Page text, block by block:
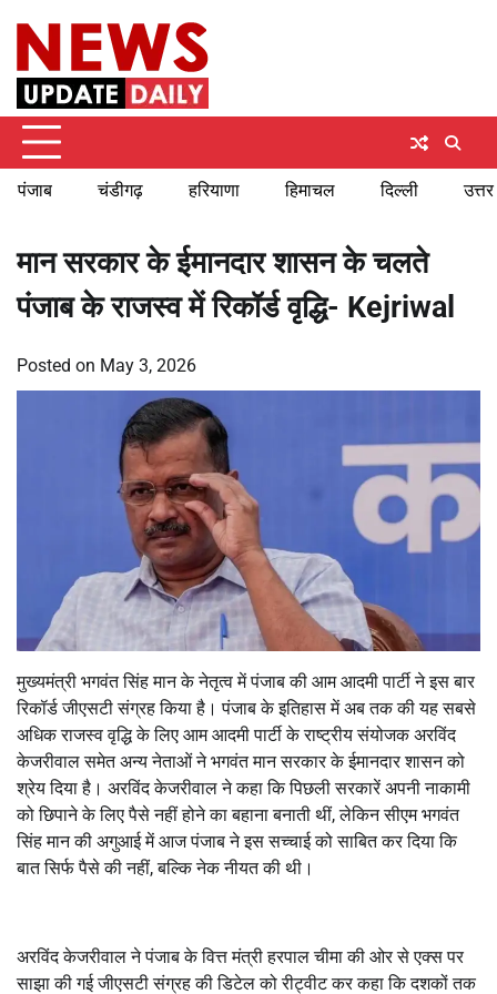
content
पंजाब चंडीगढ़ हरियाणा हिमाचल दिल्ली
मान सरकार के ईमानदार शासन के चलते
पंजाब के राजस्व में रिकॉर्ड वृद्धि- Kejriwal
Posted on May 3, 2026
मुख्यमंत्री भगवंत सिंह मान के नेतृत्व में पंजाब की आम आदमी पार्टी ने इस बार
रिकॉर्ड जीएसटी संग्रह किया है। पंजाब के इतिहास में अब तक की यह सबसे
अधिक राजस्व वृद्धि के लिए आम आदमी पार्टी के राष्ट्रीय संयोजक अरविंद
केजरीवाल समेत अन्य नेताओं ने भगवंत मान सरकार के ईमानदार शासन को
श्रेय दिया है। अरविंद केजरीवाल ने कहा कि पिछली सरकारें अपनी नाकामी
को छिपाने के लिए पैसे नहीं होने का बहाना बनाती थीं, लेकिन सीएम भगवंत
सिंह मान की अगुआई में आज पंजाब ने इस सच्चाई को साबित कर दिया कि
बात सिर्फ पैसे की नहीं, बल्कि नेक नीयत की थी।
अरविंद केजरीवाल ने पंजाब के वित्त मंत्री हरपाल चीमा की ओर से एक्स पर
साझा की गई जीएसटी संग्रह की डिटेल को रीट्वीट कर कहा कि दशकों तक